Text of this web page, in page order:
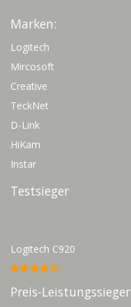
Marken:
Logitech
Mircosoft
Creative
TeckNet
D-Link
HiKam
Instar
Testsieger
Logitech C920
Preis-Leistungssieger